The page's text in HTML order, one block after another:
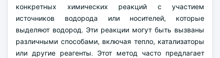
конкретных химических реакций с участием
источников водорода или носителей, которые
выделяют водород. Эти реакции могут быть вызваны
различными способами, включая тепло, катализаторы
или другие реагенты. Этот метод часто предлагает